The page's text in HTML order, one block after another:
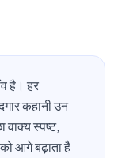
है। हर
कहानी उन
वाक्य स्पष्ट,
आगे बढ़ाता है